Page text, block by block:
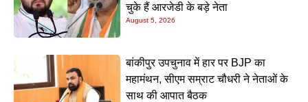
चुके हैं आरजेडी के बड़े नेता
August 5, 2026
बांकीपुर उपचुनाव में हार पर BJP का
महामंथन, सीएम सम्राट चौधरी ने नेताओं के
साथ की आपात बैठक